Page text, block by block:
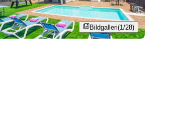
Bildgalleri(1/28)